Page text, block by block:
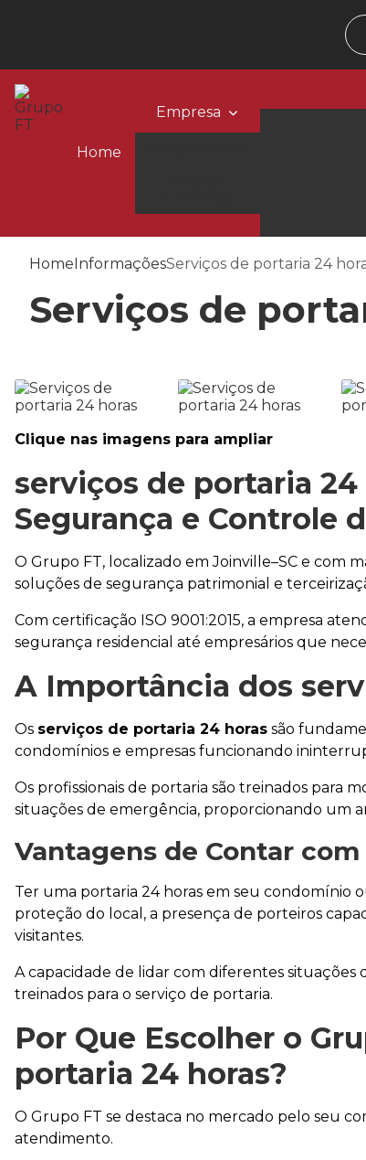
Home
Empresa
HomeInformaçõesServiços de portaria 24
Serviços de
Clique nas imagens para ampliar
serviços de portaria 24
Segurança e Controle
O Grupo FT, localizado em Joinville–SC e com
soluções de segurança patrimonial e
Com certificação ISO 9001:2015, a empresa
segurança residencial até empresários que
A Importância dos
Os serviços de portaria 24 horas são
condomínios e empresas funcionando
Os profissionais de portaria são treinados para
situações de emergência, proporcionando um
Vantagens de Contar
Ter uma portaria 24 horas em seu condomínio
proteção do local, a presença de porteiros
visitantes.
A capacidade de lidar com diferentes situações
treinados para o serviço de portaria.
Por Que Escolher o
portaria 24 horas?
O Grupo FT se destaca no mercado pelo seu
atendimento.